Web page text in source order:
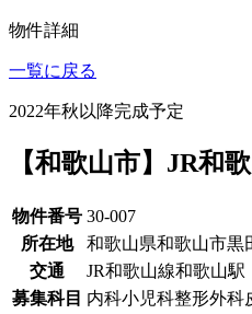
物件詳細
一覧に戻る
2022年秋以降完成予定
【和歌山市】JR和
物件番号 30-007
所在地
和歌山県和歌山市黒
交通
JR和歌山線和歌山
募集科目 内科小児科整形外科